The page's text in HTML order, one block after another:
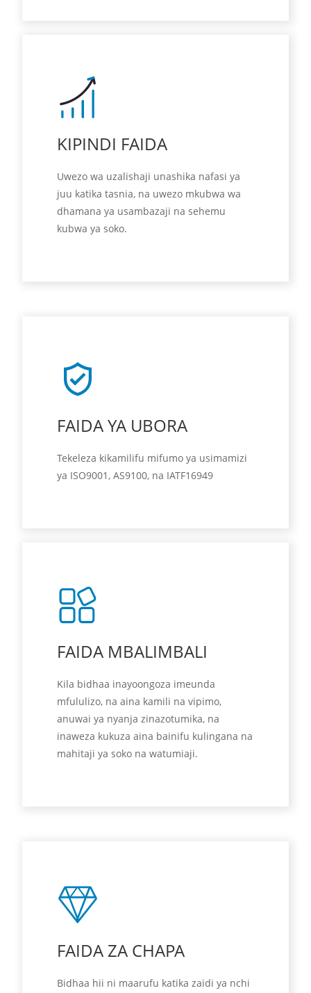
KIPINDI FAIDA
Uwezo wa uzalishaji unashika nafasi ya
juu katika tasnia, na uwezo mkubwa wa
dhamana ya usambazaji na sehemu
kubwa ya soko.
FAIDA YA UBORA
Tekeleza kikamilifu mifumo ya usimamizi
ya ISO9001, AS9100, na IATF16949
FAIDA MBALIMBALI
Kila bidhaa inayoongoza imeunda
mfululizo, na aina kamili na vipimo,
anuwai ya nyanja zinazotumika, na
inaweza kukuza aina bainifu kulingana na
mahitaji ya soko na watumiaji.
FAIDA ZA CHAPA
Bidhaa hii ni maarufu katika zaidi ya nchi